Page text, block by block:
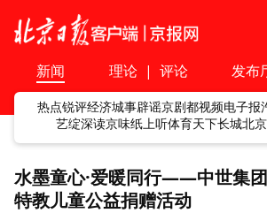
新闻 理论 | 评论 发布
热点锐评经济城事辟谣京剧都视频电子报
艺绽深读京味纸上听体育天下长城北
水墨童心·爱暖同行——中世集
特教儿童公益捐赠活动